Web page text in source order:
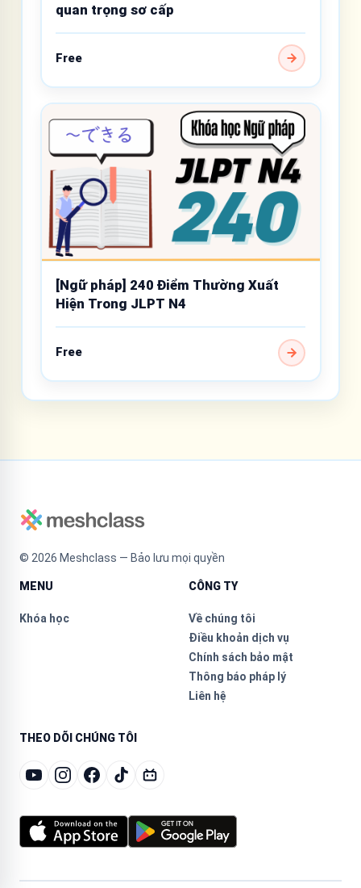
quan trọng sơ cấp
Free
[Ngữ pháp] 240 Điểm Thường Xuất
Hiện Trong JLPT N4
Free
© 2026 Meshclass — Bảo lưu mọi quyền
MENU
Khóa học
CÔNG TY
Về chúng tôi
Điều khoản dịch vụ
Chính sách bảo mật
Thông báo pháp lý
Liên hệ
THEO DÕI CHÚNG TÔI